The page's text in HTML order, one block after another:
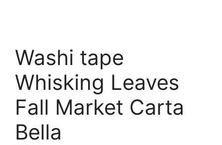
Washi tape
Whisking Leaves
Fall Market Carta
Bella